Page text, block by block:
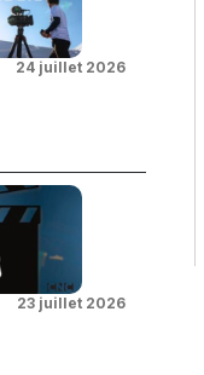
24 juillet 2026
23 juillet 2026